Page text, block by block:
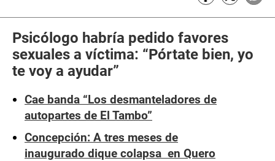
Psicólogo habría pedido favores
sexuales a víctima: “Pórtate bien, yo
te voy a ayudar”
Cae banda “Los desmanteladores de
autopartes de El Tambo”
Concepción: A tres meses de
inaugurado dique colapsa en Quero